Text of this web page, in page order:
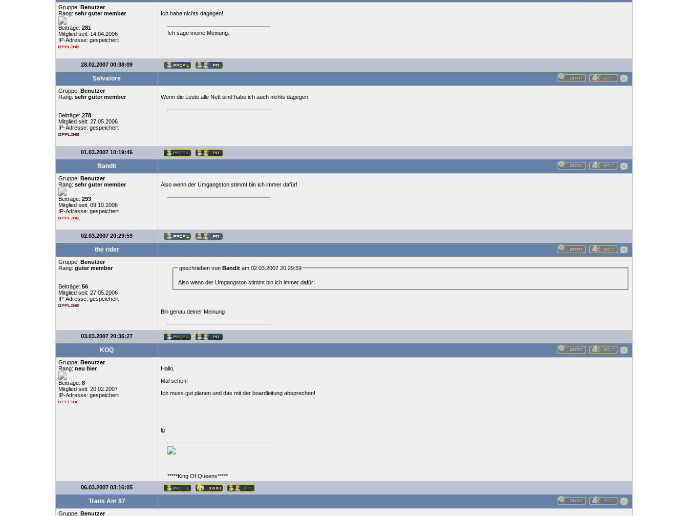
Gruppe: Benutzer
Rang: sehr guter member
Beiträge: 281
Mitglied seit: 14.04.2006
IP-Adresse: gespeichert
Ich habe nichts dagegen!
Ich sage meine Meinung.
28.02.2007 00:38:09
Salvatore
Gruppe: Benutzer
Rang: sehr guter member
Beiträge: 278
Mitglied seit: 27.05.2006
IP-Adresse: gespeichert
Wenn die Leute alle Nett sind habe ich auch nichts dagegen.
01.03.2007 10:19:46
Bandit
Gruppe: Benutzer
Rang: sehr guter member
Beiträge: 293
Mitglied seit: 09.10.2006
IP-Adresse: gespeichert
Also wenn der Umgangston stimmt bin ich immer dafür!
02.03.2007 20:29:59
the rider
Gruppe: Benutzer
Rang: guter member
Beiträge: 56
Mitglied seit: 27.05.2006
IP-Adresse: gespeichert
geschrieben von Banditam 02.03.2007 20:29:59
Also wenn der Umgangston stimmt bin ich immer dafür!
Bin genau deiner Meinung
03.03.2007 20:35:27
KOQ
Gruppe: Benutzer
Rang: neu hier
Beiträge: 8
Mitglied seit: 20.02.2007
IP-Adresse: gespeichert
Hallo,
Mal sehen!
Ich muss gut planen und das mit der boardleitung absprechen!
lg
*****King Of Queens*****
06.03.2007 03:16:05
Trans Am 87
Gruppe: Benutzer